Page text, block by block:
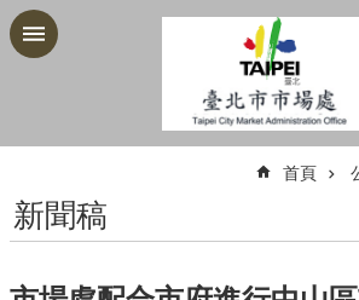
跳到主要內容區塊
首頁
新聞稿